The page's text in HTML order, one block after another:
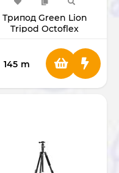
Трипод Green Lion
Tripod Octoflex
145 m